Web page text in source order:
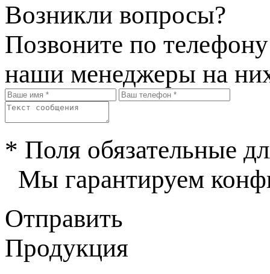
Возникли вопросы?
Позвоните по
наши менеджеры на
* Поля обязательные
Мы гарантируем
Отправить
Продукция